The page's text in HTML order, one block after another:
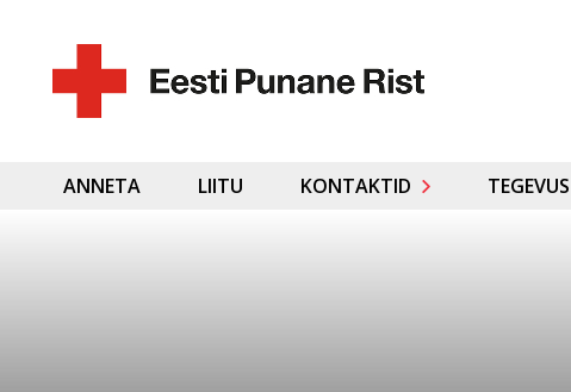
ANNETA LIITU KONTAKTID TEGEVUS